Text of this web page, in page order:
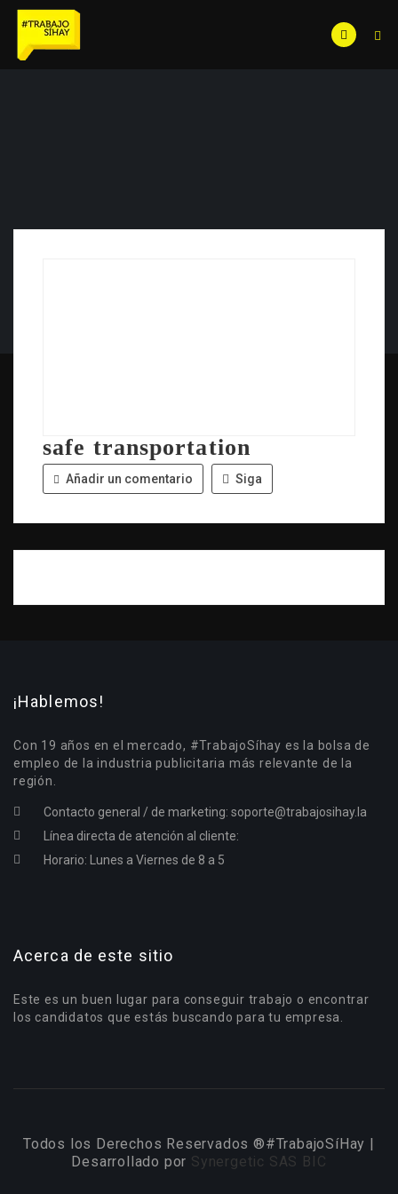
safe transportation
Añadir un comentario Siga
¡Hablemos!
Con 19 años en el mercado, #TrabajoSíhay es la bolsa de
empleo de la industria publicitaria más relevante de la
región.
Contacto general / de marketing: soporte@trabajosihay.la
Línea directa de atención al cliente:
Horario: Lunes a Viernes de 8 a 5
Acerca de este sitio
Este es un buen lugar para conseguir trabajo o encontrar
los candidatos que estás buscando para tu empresa.
Todos los Derechos Reservados ®#TrabajoSíHay |
Desarrollado por Synergetic SAS BIC